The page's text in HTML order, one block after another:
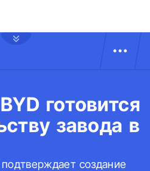
готовится
завода в
создание